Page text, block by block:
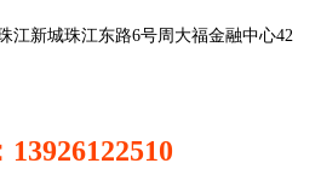
江新城珠江东路6号周大福金融中心42